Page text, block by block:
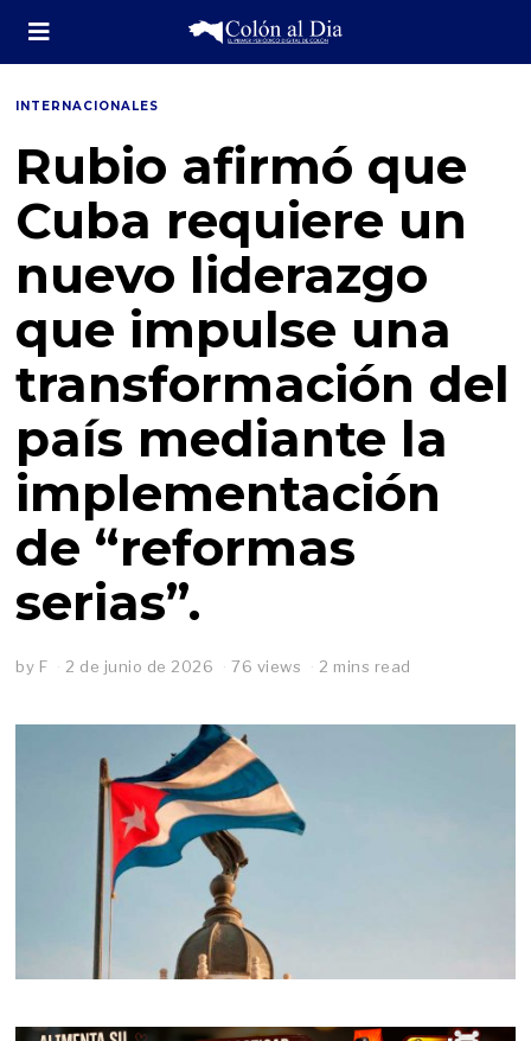
INTERNACIONALES
Rubio afirmó que
Cuba requiere un
nuevo liderazgo
que impulse una
transformación del
país mediante la
implementación
de “reformas
serias”.
by F 2 de junio de 2026 76 views 2 mins read